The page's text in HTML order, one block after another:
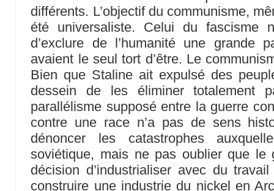
différents. L’objectif du communisme,
été universaliste. Celui du fascisme
d’exclure de l’humanité une grande
avaient le seul tort d’être. Le
Bien que Staline ait expulsé des
dessein de les éliminer totalement
parallélisme supposé entre la guerre
contre une race n’a pas de sens
dénoncer les catastrophes
soviétique, mais ne pas oublier que le
décision d’industrialiser avec du
construire une industrie du nickel en